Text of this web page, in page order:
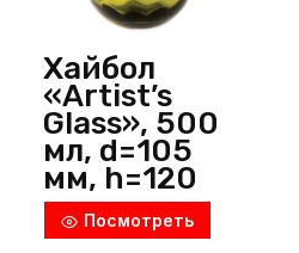
Хайбол
«Artist’s
Glass», 500
мл, d=105
мм, h=120
мм, стекло,
пепельно-
Посмотреть